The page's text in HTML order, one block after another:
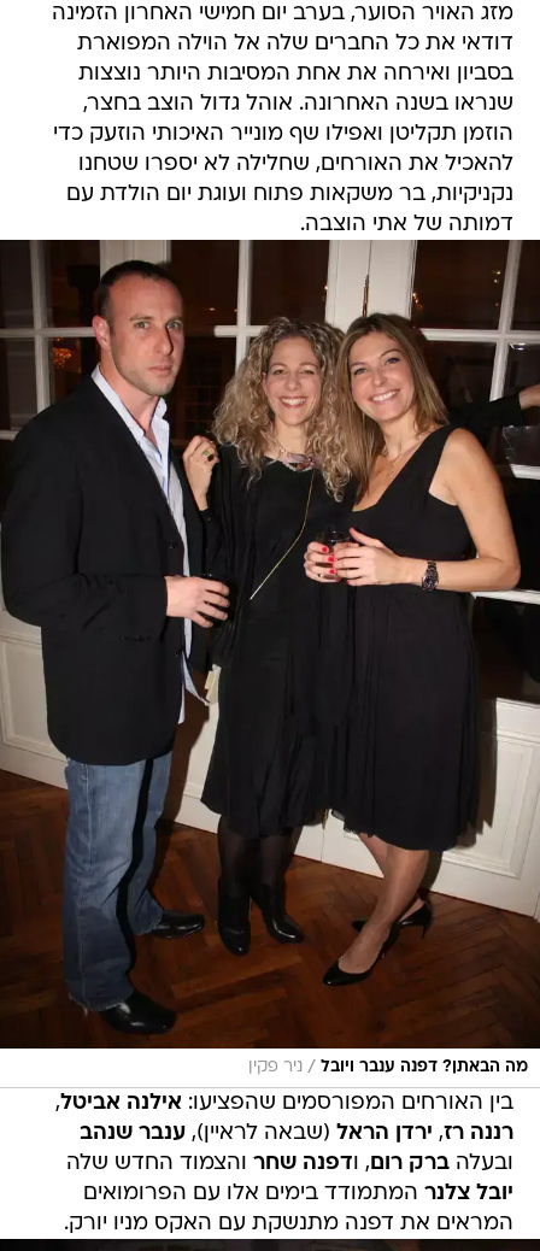
מזג האויר הסוער, בערב יום חמישי האחרון הזמינה
דודאי את כל החברים שלה אל הוילה המפוארת
בסביון ואירחה את אחת המסיבות היותר נוצצות
שנראו בשנה האחרונה. אוהל גדול הוצב בחצר,
הוזמן תקליטן ואפילו שף מונייר האיכותי הוזעק כדי
להאכיל את האורחים, שחלילה לא יספרו שטחנו
נקניקיות, בר משקאות פתוח ועוגת יום הולדת עם
דמותה של אתי הוצבה.
מה הבאתן? דפנה ענבר ויובל / ניר פקין
בין האורחים המפורסמים שהפציעו: אילנה אביטל,
רננה רז, ירדן הראל (שבאה לראיין),ענבר שנהב
ובעלהברק רום, ודפנה שחר והצמוד החדש שלה
יובל צלנר המתמודד בימים אלו עם הפרומואים
המראים את דפנה מתנשקת עם האקס מניו יורק.